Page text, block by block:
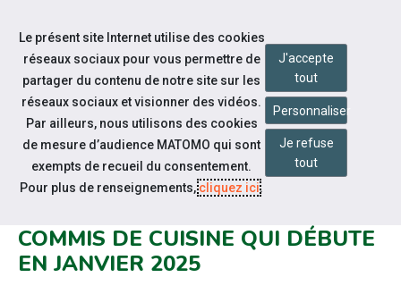
Aller au contenu
Notre actualité
INFORMATION COLLECTIVE :
COMMIS DE CUISINE QUI DÉBUTE
EN JANVIER 2025
Le présent site Internet utilise des cookies
réseaux sociaux pour vous permettre de
partager du contenu de notre site sur les
réseaux sociaux et visionner des vidéos.
Par ailleurs, nous utilisons des cookies
de mesure d’audience MATOMO qui sont
exempts de recueil du consentement.
Pour plus de renseignements,cliquez ici.
J'accepte
tout
Personnaliser
Je refuse
tout